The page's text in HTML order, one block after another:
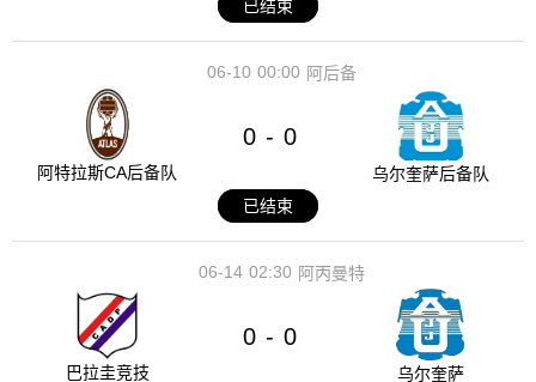
已结束
00:00
06-10 阿后备
阿特拉斯CA后备队
0 - 0
乌尔奎萨后备队
已结束
02:30
06-14 阿丙曼特
巴拉圭竞技
0 - 0
乌尔奎萨